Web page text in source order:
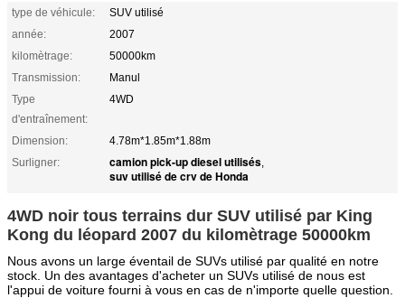
type de véhicule:
SUV utilisé
année:
2007
kilomètrage:
50000km
Transmission:
Manul
Type
d'entraînement:
4WD
Dimension:
4.78m*1.85m*1.88m
Surligner:
camion pick-up diesel utilisés,
suv utilisé de crv de Honda
4WD noir tous terrains dur SUV utilisé par King
Kong du léopard 2007 du kilomètrage 50000km
Nous avons un large éventail de SUVs utilisé par qualité en notre
stock. Un des avantages d'acheter un SUVs utilisé de nous est
l'appui de voiture fourni à vous en cas de n'importe quelle question.